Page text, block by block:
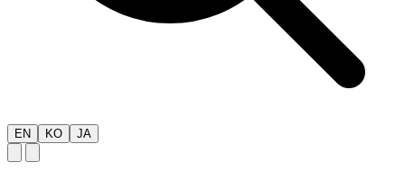
EN KO JA